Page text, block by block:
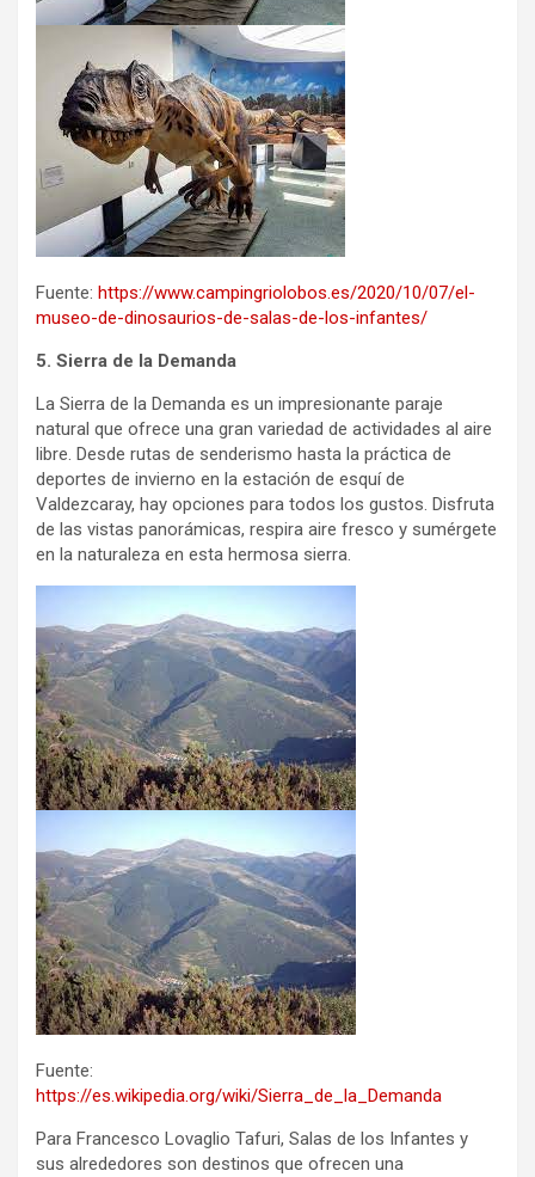
Fuente: https://www.campingriolobos.es/2020/10/07/el-
museo-de-dinosaurios-de-salas-de-los-infantes/
5. Sierra de la Demanda
La Sierra de la Demanda es un impresionante paraje
natural que ofrece una gran variedad de actividades al aire
libre. Desde rutas de senderismo hasta la práctica de
deportes de invierno en la estación de esquí de
Valdezcaray, hay opciones para todos los gustos. Disfruta
de las vistas panorámicas, respira aire fresco y sumérgete
en la naturaleza en esta hermosa sierra.
Fuente:
https://es.wikipedia.org/wiki/Sierra_de_la_Demanda
Para Francesco Lovaglio Tafuri, Salas de los Infantes y
sus alrededores son destinos que ofrecen una